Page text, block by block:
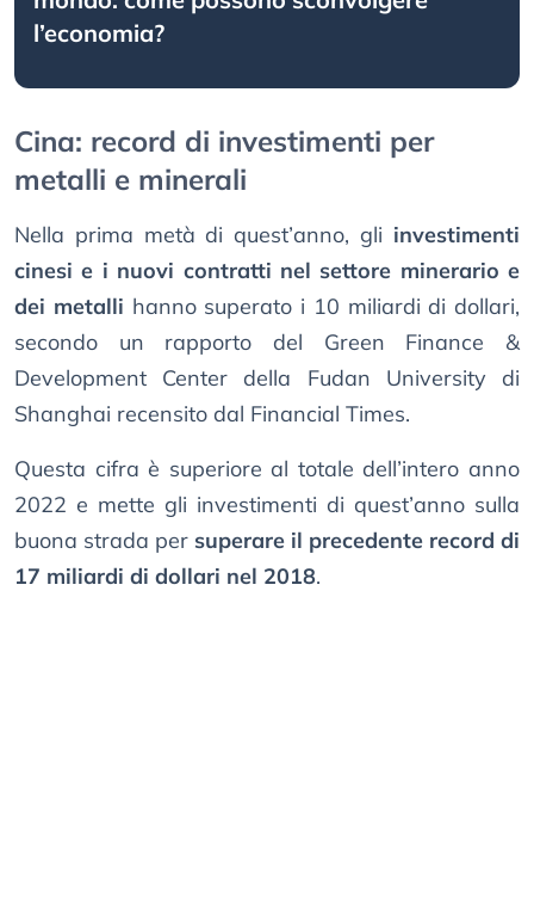
l’economia?
Cina: record di investimenti per
metalli e minerali
Nella prima metà di quest’anno, gli investimenti
cinesi e i nuovi contratti nel settore minerario e
dei metalli hanno superato i 10 miliardi di dollari,
secondo un rapporto del Green Finance &
Development Center della Fudan University di
Shanghai recensito dal Financial Times.
Questa cifra è superiore al totale dell’intero anno
2022 e mette gli investimenti di quest’anno sulla
buona strada per superare il precedente record di
17 miliardi di dollari nel 2018.